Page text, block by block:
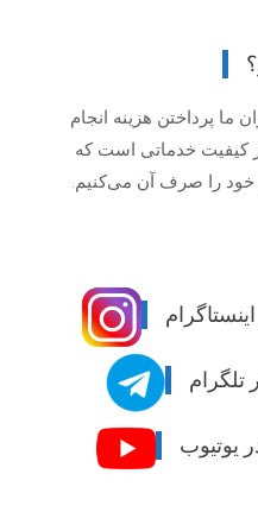
ما پرداختن هزینه انجام
کیفیت خدماتی است که
خود را صرف آن می‌کنیم.
یوتیوب